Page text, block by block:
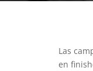
Las
en